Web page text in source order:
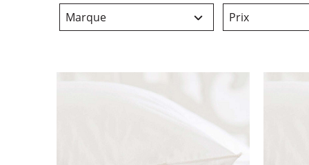
FILTRER
Marque Prix